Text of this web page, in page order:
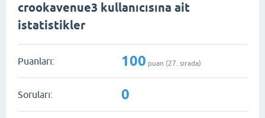
crookavenue3 kullanıcısına ait
istatistikler
Puanları: 100 puan (27 . sırada)
Soruları: 0